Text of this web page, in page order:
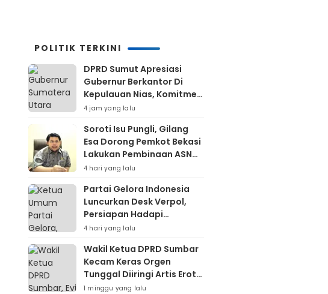
POLITIK TERKINI
DPRD Sumut Apresiasi
Gubernur Berkantor Di
Kepulauan Nias, Komitmen
Percepatan Pembangunan
4 jam yang lalu
Soroti Isu Pungli, Gilang
Esa Dorong Pemkot Bekasi
Lakukan Pembinaan ASN
Hingga Bentuk Satgas
4 hari yang lalu
Partai Gelora Indonesia
Luncurkan Desk Verpol,
Persiapan Hadapi
Verifikasi KPU Untuk Pemilu
2029
4 hari yang lalu
Wakil Ketua DPRD Sumbar
Kecam Keras Orgen
Tunggal Diiringi Artis Erotis
Di Kuranji
1 minggu yang lalu